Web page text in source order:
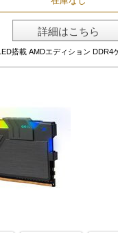
詳細はこちら
搭載 AMDエディション DDR4